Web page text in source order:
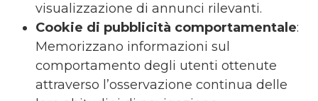
visualizzazione di annunci rilevanti.
Cookie di pubblicità comportamentale:
Memorizzano informazioni sul
comportamento degli utenti ottenute
attraverso l’osservazione continua delle